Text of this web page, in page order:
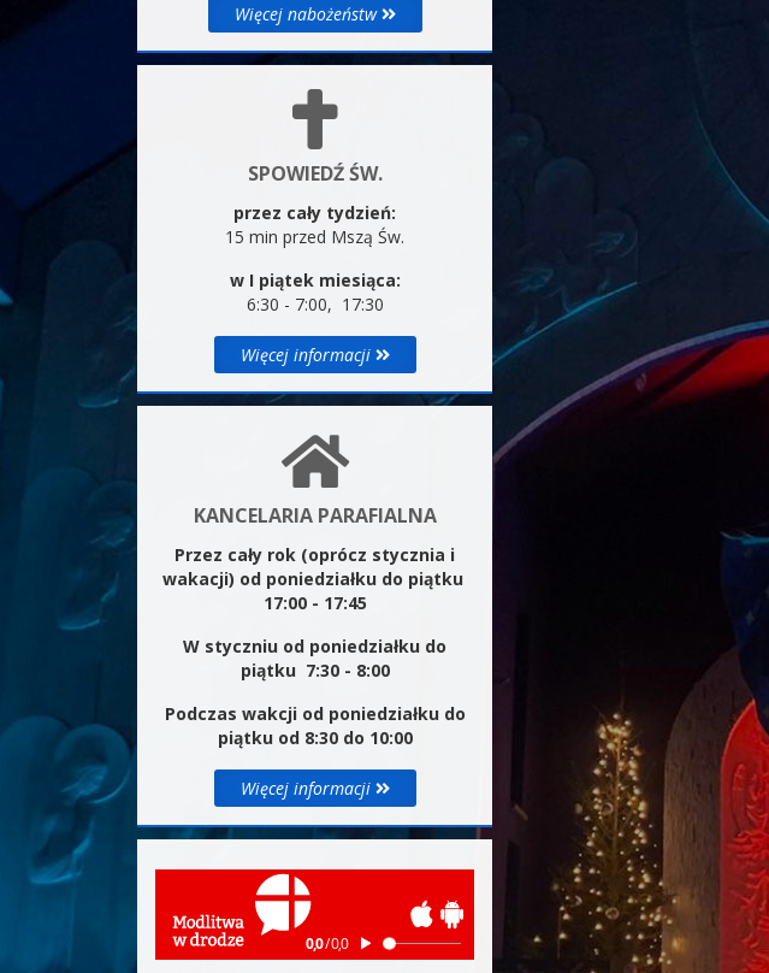
Więcej nabożeństw
SPOWIEDŹ ŚW.
przez cały tydzień:
15 min przed Mszą Św.
w I piątek miesiąca:
6:30 - 7:00, 17:30
Więcej informacji
KANCELARIA PARAFIALNA
Przez cały rok (oprócz stycznia i
wakacji) od poniedziałku do piątku
17:00 - 17:45
W styczniu od poniedziałku do
piątku 7:30 - 8:00
Podczas wakcji od poniedziałku do
piątku od 8:30 do 10:00
Więcej informacji